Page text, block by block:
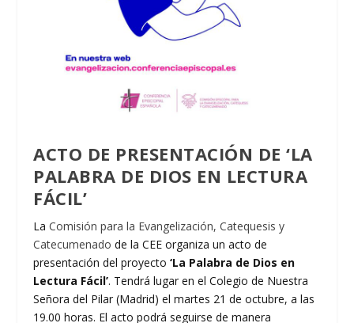
ACTO DE PRESENTACIÓN DE ‘LA
PALABRA DE DIOS EN LECTURA
FÁCIL’
LaComisión para la Evangelización, Catequesis y
Catecumenado de la CEE organiza un acto de
presentación del proyecto‘La Palabra de Dios en
Lectura Fácil’. Tendrá lugar en el Colegio de Nuestra
Señora del Pilar (Madrid) el martes 21 de octubre, a las
19.00 horas. El acto podrá seguirse de manera